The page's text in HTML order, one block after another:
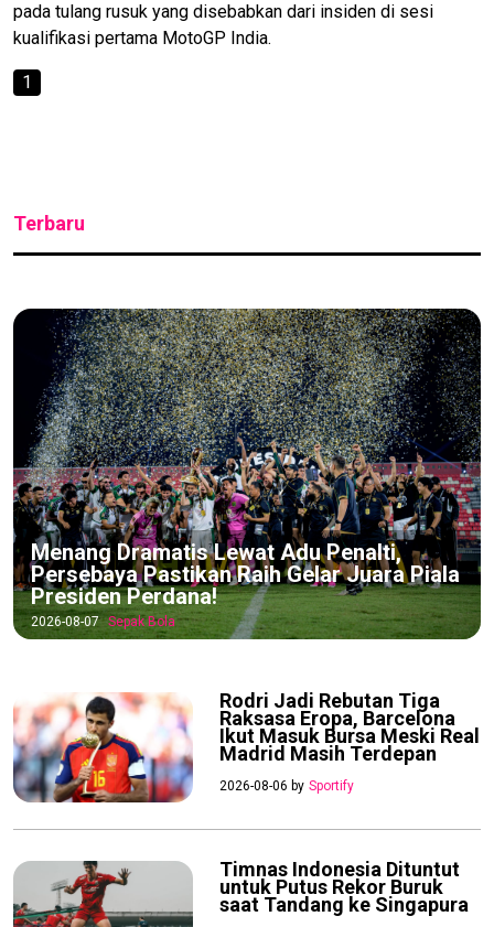
pada tulang rusuk yang disebabkan dari insiden di sesi
kualifikasi pertama MotoGP India.
1
Terbaru
Menang Dramatis Lewat Adu Penalti,
Persebaya Pastikan Raih Gelar Juara Piala
Presiden Perdana!
2026-08-07 Sepak Bola
Rodri Jadi Rebutan Tiga
Raksasa Eropa, Barcelona
Ikut Masuk Bursa Meski Real
Madrid Masih Terdepan
2026-08-06 by Sportify
Timnas Indonesia Dituntut
untuk Putus Rekor Buruk
saat Tandang ke Singapura